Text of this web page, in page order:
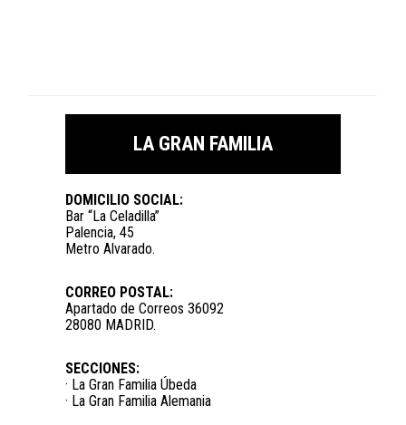
LA GRAN FAMILIA
DOMICILIO SOCIAL:
Bar “La Celadilla”
Palencia, 45
Metro Alvarado.
CORREO POSTAL:
Apartado de Correos 36092
28080 MADRID.
SECCIONES:
· La Gran Familia Úbeda
· La Gran Familia Alemania